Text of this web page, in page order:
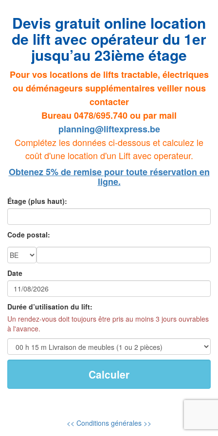
Devis gratuit online location
de lift avec opérateur du 1er
jusqu’au 23ième étage
Pour vos locations de lifts tractable, électriques
ou déménageurs supplémentaires veiller nous
contacter
Bureau 0478/695.740 ou par mail
planning@liftexpress.be
Complétez les données ci-dessous et calculez le
coût d'une location d'un Lift avec operateur.
Obtenez 5% de remise pour toute réservation en
ligne.
Étage (plus haut):
Code postal:
Date
Durée d’utilisation du lift:
Un rendez-vous doit toujours être pris au moins 3 jours ouvrables
à l'avance.
<< Conditions générales >>